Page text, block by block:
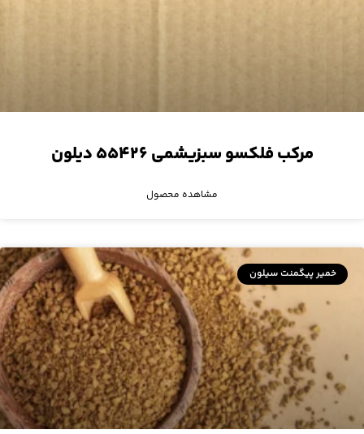
مرکب فلکسو سبزیشمی ۵۵۴۲۶ دیلون
مشاهده محصول
خمیر پیگمنت سیلون